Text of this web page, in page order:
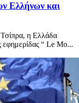
Ελλήνων και
η Ελλάδα
εφημερίδας “ Le Mo...